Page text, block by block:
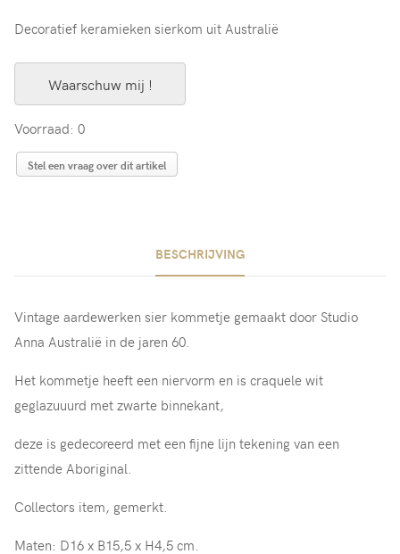
Decoratief keramieken sierkom uit Australië
Waarschuw mij !
Voorraad: 0
Stel een vraag over dit artikel
BESCHRIJVING
Vintage aardewerken sier kommetje gemaakt door Studio
Anna Australië in de jaren 60.
Het kommetje heeft een niervorm en is craquele wit
geglazuuurd met zwarte binnekant,
deze is gedecoreerd met een fijne lijn tekening van een
zittende Aboriginal.
Collectors item, gemerkt.
Maten: D16 x B15,5 x H4,5 cm.